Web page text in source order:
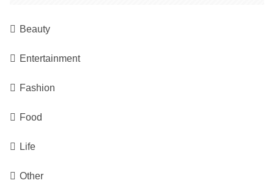
Beauty
Entertainment
Fashion
Food
Life
Other